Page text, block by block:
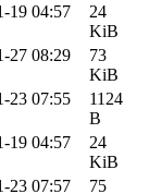
19 04:57
24
KiB
27 08:29
73
KiB
23 07:55
1124
B
19 04:57
24
KiB
23 07:57
75